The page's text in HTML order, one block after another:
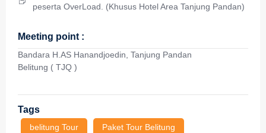
peserta OverLoad. (Khusus Hotel Area Tanjung Pandan)
Meeting point :
Bandara H.AS Hanandjoedin, Tanjung Pandan
Belitung ( TJQ )
Tags
belitung Tour Paket Tour Belitung